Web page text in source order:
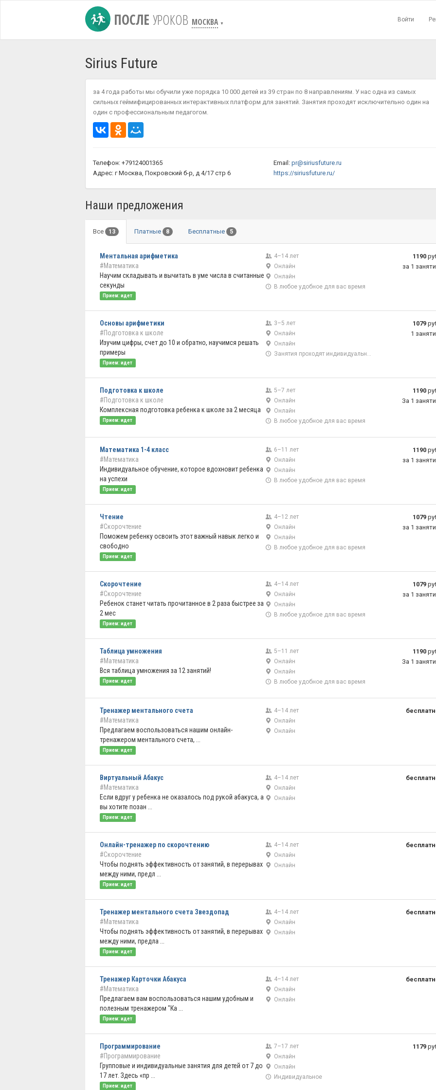
ПОСЛЕ УРОКОВ МОСКВА ▼
Войти
Sirius Future
за 4 года работы мы обучили уже порядка 10 000 детей из 39 стран по 8 направлениям. У нас одна из самых
сильных геймифицированных интерактивных платформ для занятий. Занятия проходят исключительно один на
один с профессиональным педагогом.
Телефон: +79124001365
Адрес: г Москва, Покровский б-р, д 4/17 стр 6
Email: pr@siriusfuture.ru
https://siriusfuture.ru/
Наши предложения
Все 13 Платные 8 Бесплатные 5
Ментальная арифметика
#Математика
Научим складывать и вычитать в уме числа в считанные
секунды
Прием: идет
4–14 лет
Онлайн
Онлайн
В любое удобное для вас время
1190
за 1
Основы арифметики
#Подготовка к школе
Изучим цифры, счет до 10 и обратно, научимся решать
примеры
Прием: идет
3–5 лет
Онлайн
Онлайн
Занятия проходят индивидуально в онлайн формате
1079
1
Подготовка к школе
#Подготовка к школе
Комплексная подготовка ребенка к школе за 2 месяца
Прием: идет
5–7 лет
Онлайн
Онлайн
В любое удобное для вас время
1190
За 1
Математика 1-4 класс
#Математика
Индивидуальное обучение, которое вдохновит ребенка
на успехи
Прием: идет
6–11 лет
Онлайн
Онлайн
В любое удобное для вас время
1190
за 1
Чтение
#Скорочтение
Поможем ребенку освоить этот важный навык легко и
свободно
Прием: идет
4–12 лет
Онлайн
Онлайн
В любое удобное для вас время
1079
за 1
Скорочтение
#Скорочтение
Ребенок станет читать прочитанное в 2 раза быстрее за
2 мес
Прием: идет
4–14 лет
Онлайн
Онлайн
В любое удобное для вас время
1079
за 1
Таблица умножения
#Математика
Вся таблица умножения за 12 занятий!
Прием: идет
5–11 лет
Онлайн
Онлайн
В любое удобное для вас время
1190
За 1
Тренажер ментального счета
#Математика
Предлагаем воспользоваться нашим онлайн-
тренажером ментального счета, ...
Прием: идет
4–14 лет
Онлайн
Онлайн
Виртуальный Абакус
#Математика
Если вдруг у ребенка не оказалось под рукой абакуса, а
вы хотите позан ...
Прием: идет
4–14 лет
Онлайн
Онлайн
Онлайн-тренажер по скорочтению
#Скорочтение
Чтобы поднять эффективность от занятий, в перерывах
между ними, предл ...
Прием: идет
4–14 лет
Онлайн
Онлайн
Тренажер ментального счета Звездопад
#Математика
Чтобы поднять эффективность от занятий, в перерывах
между ними, предла ...
Прием: идет
4–14 лет
Онлайн
Онлайн
Тренажер Карточки Абакуса
#Математика
Предлагаем вам воспользоваться нашим удобным и
полезным тренажером "Ка ...
Прием: идет
4–14 лет
Онлайн
Онлайн
Программирование
#Программирование
Групповые и индивидуальные занятия для детей от 7 до
17 лет. Здесь «пр ...
Прием: идет
7–17 лет
Онлайн
Онлайн
Индивидуальное
1179